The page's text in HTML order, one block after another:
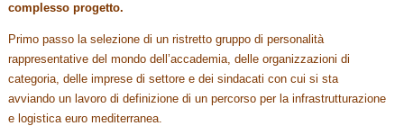
complesso progetto.
Primo passo la selezione di un ristretto gruppo di personalità
rappresentative del mondo dell’accademia, delle organizzazioni di
categoria, delle imprese di settore e dei sindacati con cui si sta
avviando un lavoro di definizione di un percorso per la infrastrutturazione
e logistica euro mediterranea.